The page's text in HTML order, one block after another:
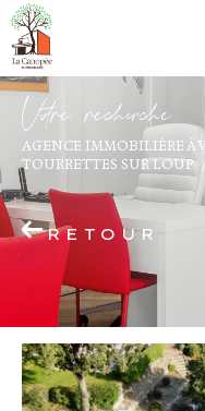
Vore recece
AGENCE IMMOBILIÈRE À
TOURRETTES SUR LOUP
RETOUR